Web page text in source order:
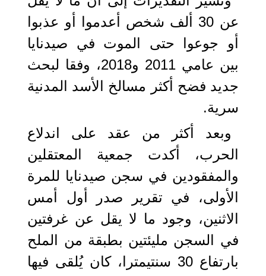
عن 30 ألف شخص أعدموا أو عذبوا
أو جوعوا حتى الموت في صيدنايا
بين عامي 2011 و2018، وفقا لبحث
جديد فضح أكثر مسالخ الأسد المدنية
سرية.
وبعد أكثر من عقد على اندلاع
الحرب، أكدت جمعية المعتقلين
والمفقودين في سجن صيدنايا للمرة
الأولى، في تقرير صدر أول أمس
الاثنين، وجود ما لا يقل عن غرفتين
في السجن مليئتين بطبقة من الملح
بارتفاع 30 سنتيمترا، كان يُلقى فيها